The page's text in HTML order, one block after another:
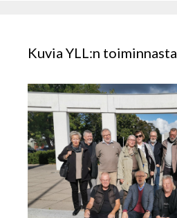
Kuvia YLL:n toiminnasta